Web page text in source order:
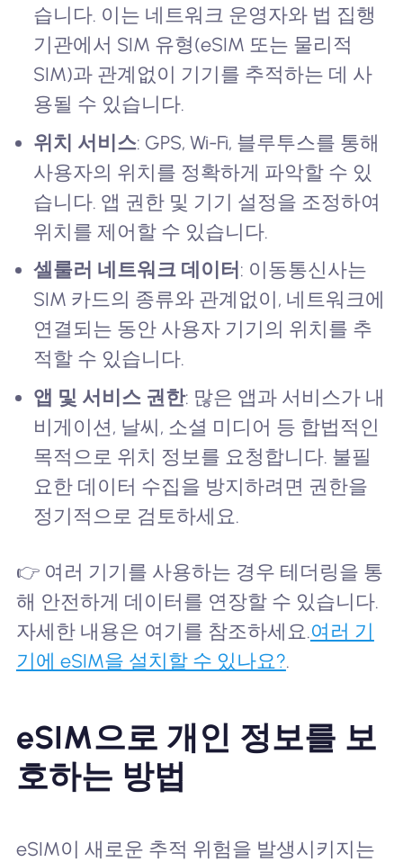
습니다. 이는 네트워크 운영자와 법 집행
기관에서 SIM 유형(eSIM 또는 물리적
SIM)과 관계없이 기기를 추적하는 데 사
용될 수 있습니다.
위치 서비스: GPS, Wi-Fi, 블루투스를 통해
사용자의 위치를 정확하게 파악할 수 있
습니다. 앱 권한 및 기기 설정을 조정하여
위치를 제어할 수 있습니다.
셀룰러 네트워크 데이터 : 이동통신사는
SIM 카드의 종류와 관계없이, 네트워크에
연결되는 동안 사용자 기기의 위치를 추
적할 수 있습니다.
앱 및 서비스 권한: 많은 앱과 서비스가 내
비게이션, 날씨, 소셜 미디어 등 합법적인
목적으로 위치 정보를 요청합니다. 불필
요한 데이터 수집을 방지하려면 권한을
정기적으로 검토하세요.
👉 여러 기기를 사용하는 경우 테더링을 통
해 안전하게 데이터를 연장할 수 있습니다.
자세한 내용은 여기를 참조하세요.여러 기
기에 eSIM을 설치할 수 있나요?.
eSIM으로 개인 정보를 보
호하는 방법
eSIM이 새로운 추적 위험을 발생시키지는